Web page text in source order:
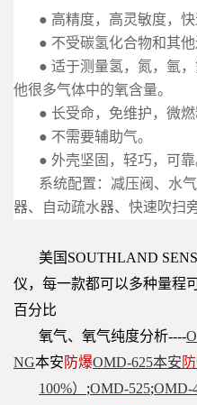
● 高精度，高灵敏度，快
● 不受碳氢化合物和其他
● 适于测量氢，氮，氩
他很多气体中的氧含量。
● 长受命，免维护，微燃
● 不需要辅助气。
● 外壳坚固，轻巧，可靠
系统配置：减压阀、水
器、自动疏水器、快速吹扫
美国SOUTHLAND
仪，每一款都可以多种量程
百分比
氧气、氧气纯度分析----
NG本安 防爆OMD-625本安
100%） ;OMD-525;OMD-